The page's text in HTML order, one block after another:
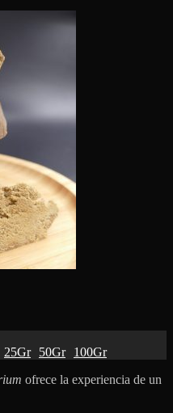
25Gr 50Gr
100Gr
ofrece la experiencia de un